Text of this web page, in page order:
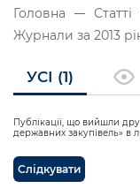
Головна Статті
Журнали за 2013
УСІ (1)
Публікації, що вийшли
державних закупівель» в
Слідкувати